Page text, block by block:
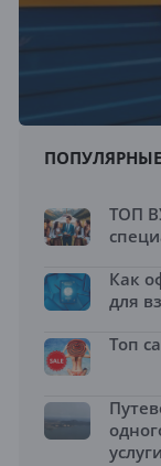
ТОП
Как
для
Топ
услуги